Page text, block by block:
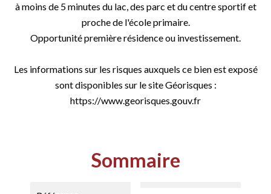
à moins de 5 minutes du lac, des parc et du centre sportif et
proche de l'école primaire.
Opportunité première résidence ou investissement.
Les informations sur les risques auxquels ce bien est exposé
sont disponibles sur le site Géorisques :
https://www.georisques.gouv.fr
Sommaire